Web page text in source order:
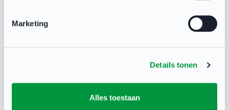
Marketing
Details tonen
Alles toestaan
Heb je een vraag?